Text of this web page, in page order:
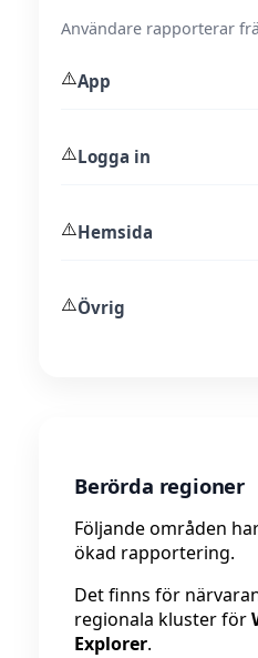
Användare rapporterar
⚠️App
⚠️Logga in
⚠️Hemsida
⚠️Övrig
Berörda regioner
Följande områden
ökad rapportering.
Det finns för
regionala kluster för
Explorer.